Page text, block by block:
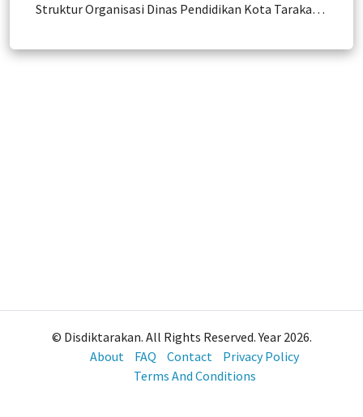
Struktur Organisasi Dinas Pendidikan Kota Tarakan dtruktur organisasi Disdik.jpg
© Disdiktarakan. All Rights Reserved. Year 2026.
About
FAQ Contact
Privacy Policy
Terms And Conditions